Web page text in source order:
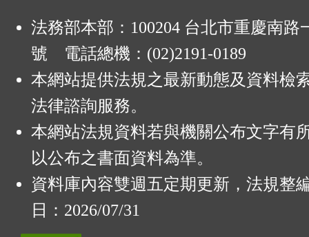
法務部本部：100204 台北市重慶南路
號 電話總機：(02)2191-0189
本網站提供法規之最新動態及資料檢
法律諮詢服務。
本網站法規資料若與機關公布文字有
以公布之書面資料為準。
資料庫內容雙週五定期更新，法規整
日：2026/07/31